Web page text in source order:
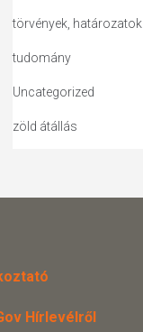
törvények, határozatok
tudomány
Uncategorized
zöld átállás
Hírlevélről